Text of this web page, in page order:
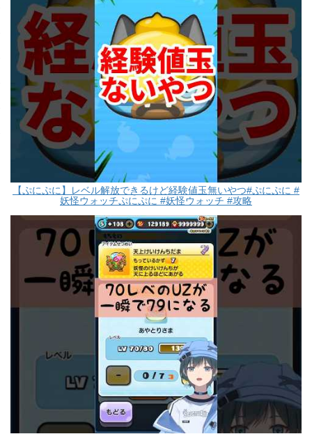
【ぷにぷに】レベル解放できるけど経験値玉無いやつ#ぷにぷに #
妖怪ウォッチぷにぷに #妖怪ウォッチ #攻略